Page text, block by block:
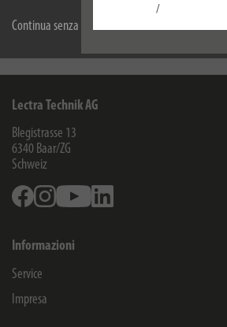
Continua senza accettare
/
Lectra Technik AG
Blegistrasse 13
6340 Baar/ZG
Schweiz
FacebookInstagramYoutube
Informazioni
Service
Impresa